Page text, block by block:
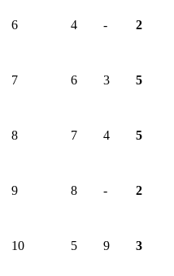
6 4 - 2
7 6 3 5
8 7 4 5
9 8 - 2
10 5 9 3